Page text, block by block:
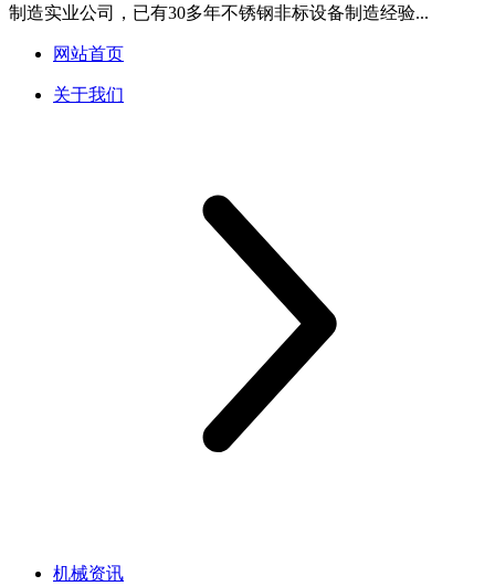
制造实业公司，已有30多年不锈钢非标设备制造经验...
网站首页
关于我们
机械资讯